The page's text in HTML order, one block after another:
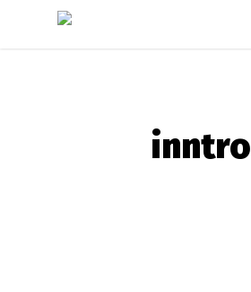
inntro